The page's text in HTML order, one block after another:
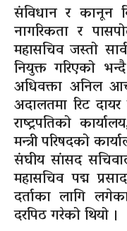
संविधान र कानून
नागरिकता र
महासचिव जस्तो
नियुक्त गरिएको
अधिवक्ता अनिल
अदालतमा रिट
राष्ट्रपतिको
मन्त्री परिषदको
संघीय सांसद
महासचिव पद्म
दर्ताका लागि
दरपिठ गरेको थियो ।